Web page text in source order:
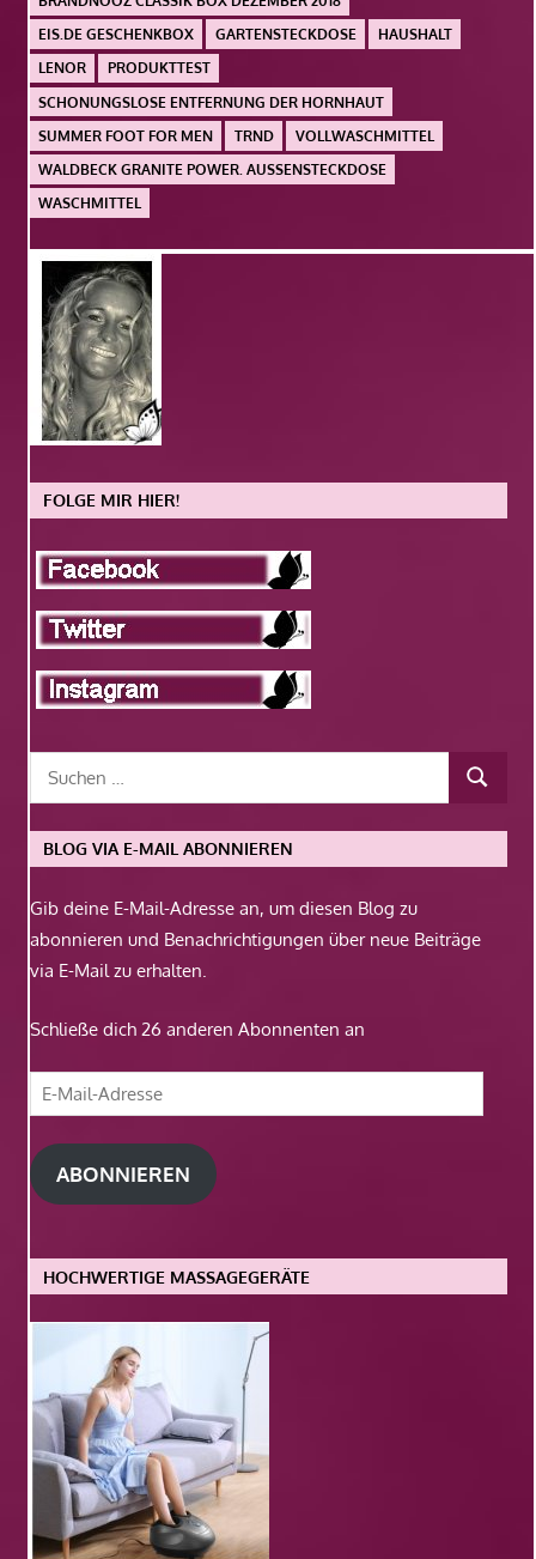
EIS.DE GESCHENKBOX
GARTENSTECKDOSE
HAUSHALT
LENOR
PRODUKTTEST
SCHONUNGSLOSE ENTFERNUNG DER HORNHAUT
SUMMER FOOT FOR MEN
TRND
VOLLWASCHMITTEL
WALDBECK GRANITE POWER. AUSSENSTECKDOSE
WASCHMITTEL
FOLGE MIR HIER!
BLOG VIA E-MAIL ABONNIEREN
Gib deine E-Mail-Adresse an, um diesen Blog zu
abonnieren und Benachrichtigungen über neue Beiträge
via E-Mail zu erhalten.
Schließe dich 26 anderen Abonnenten an
E-
Mail-
Adresse
ABONNIEREN
HOCHWERTIGE MASSAGEGERÄTE